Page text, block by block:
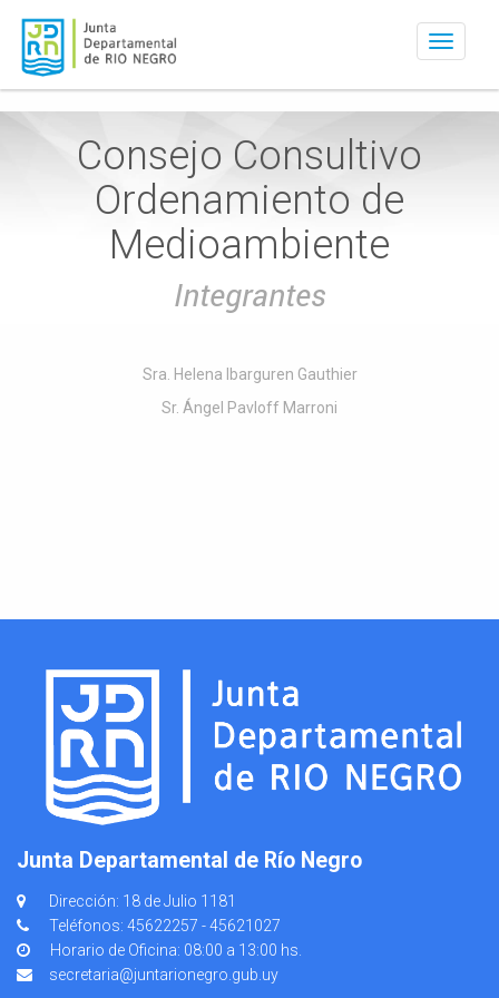
Activar
Consejo Consultivo
Ordenamiento de
Medioambiente
Integrantes
Sra. Helena Ibarguren Gauthier
Sr. Ángel Pavloff Marroni
Junta Departamental de Río Negro
Dirección: 18 de Julio 1181
Teléfonos: 45622257 - 45621027
Horario de Oficina: 08:00 a 13:00 hs.
secretaria@juntarionegro.gub.uy